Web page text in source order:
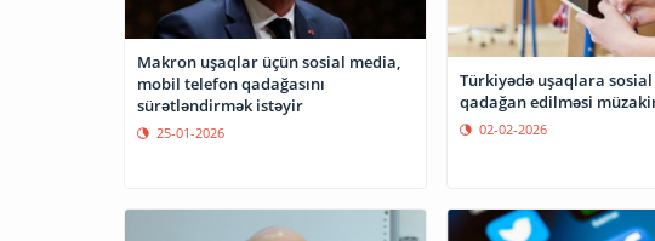
Makron uşaqlar üçün sosial media,
mobil telefon qadağasını
sürətləndirmək istəyir
25-01-2026
Türkiyədə uşaqlara sosial
qadağan edilməsi
02-02-2026